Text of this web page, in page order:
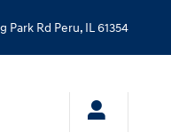
Park Rd Peru, IL61354